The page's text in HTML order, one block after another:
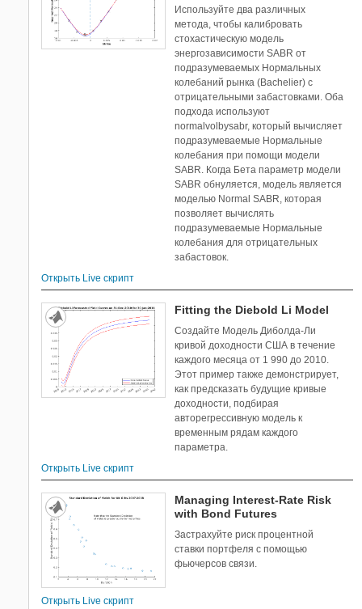
Strikes
Используйте два различных
метода, чтобы калибровать
стохастическую модель
энергозависимости SABR от
подразумеваемых Нормальных
колебаний рынка (Bachelier) с
отрицательными забастовками. Оба
подхода используют
normalvolbysabr, который вычисляет
подразумеваемые Нормальные
колебания при помощи модели
SABR. Когда Бета параметр модели
SABR обнуляется, модель является
моделью Normal SABR, которая
позволяет вычислять
подразумеваемые Нормальные
колебания для отрицательных
забастовок.
Открыть Live скрипт
Fitting the Diebold Li Model
Создайте Модель Диболда-Ли
кривой доходности США в течение
каждого месяца от 1 990 до 2010.
Этот пример также демонстрирует,
как предсказать будущие кривые
доходности, подбирая
авторегрессивную модель к
временным рядам каждого
параметра.
Открыть Live скрипт
Managing Interest-Rate Risk
with Bond Futures
Застрахуйте риск процентной
ставки портфеля с помощью
фьючерсов связи.
Открыть Live скрипт